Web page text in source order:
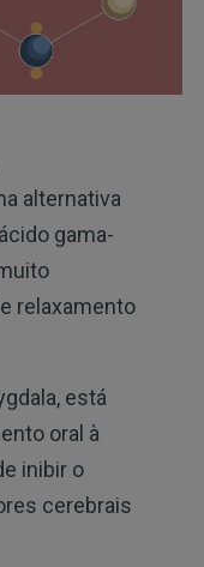
alternativa
gama-
relaxamento
está
oral à
inibir o
cerebrais